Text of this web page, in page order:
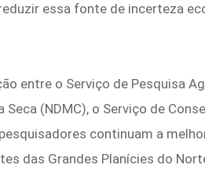
essa fonte de incerteza
entre o Serviço de Pesquisa
(NDMC), o Serviço de
continuam a
das Grandes Planícies do